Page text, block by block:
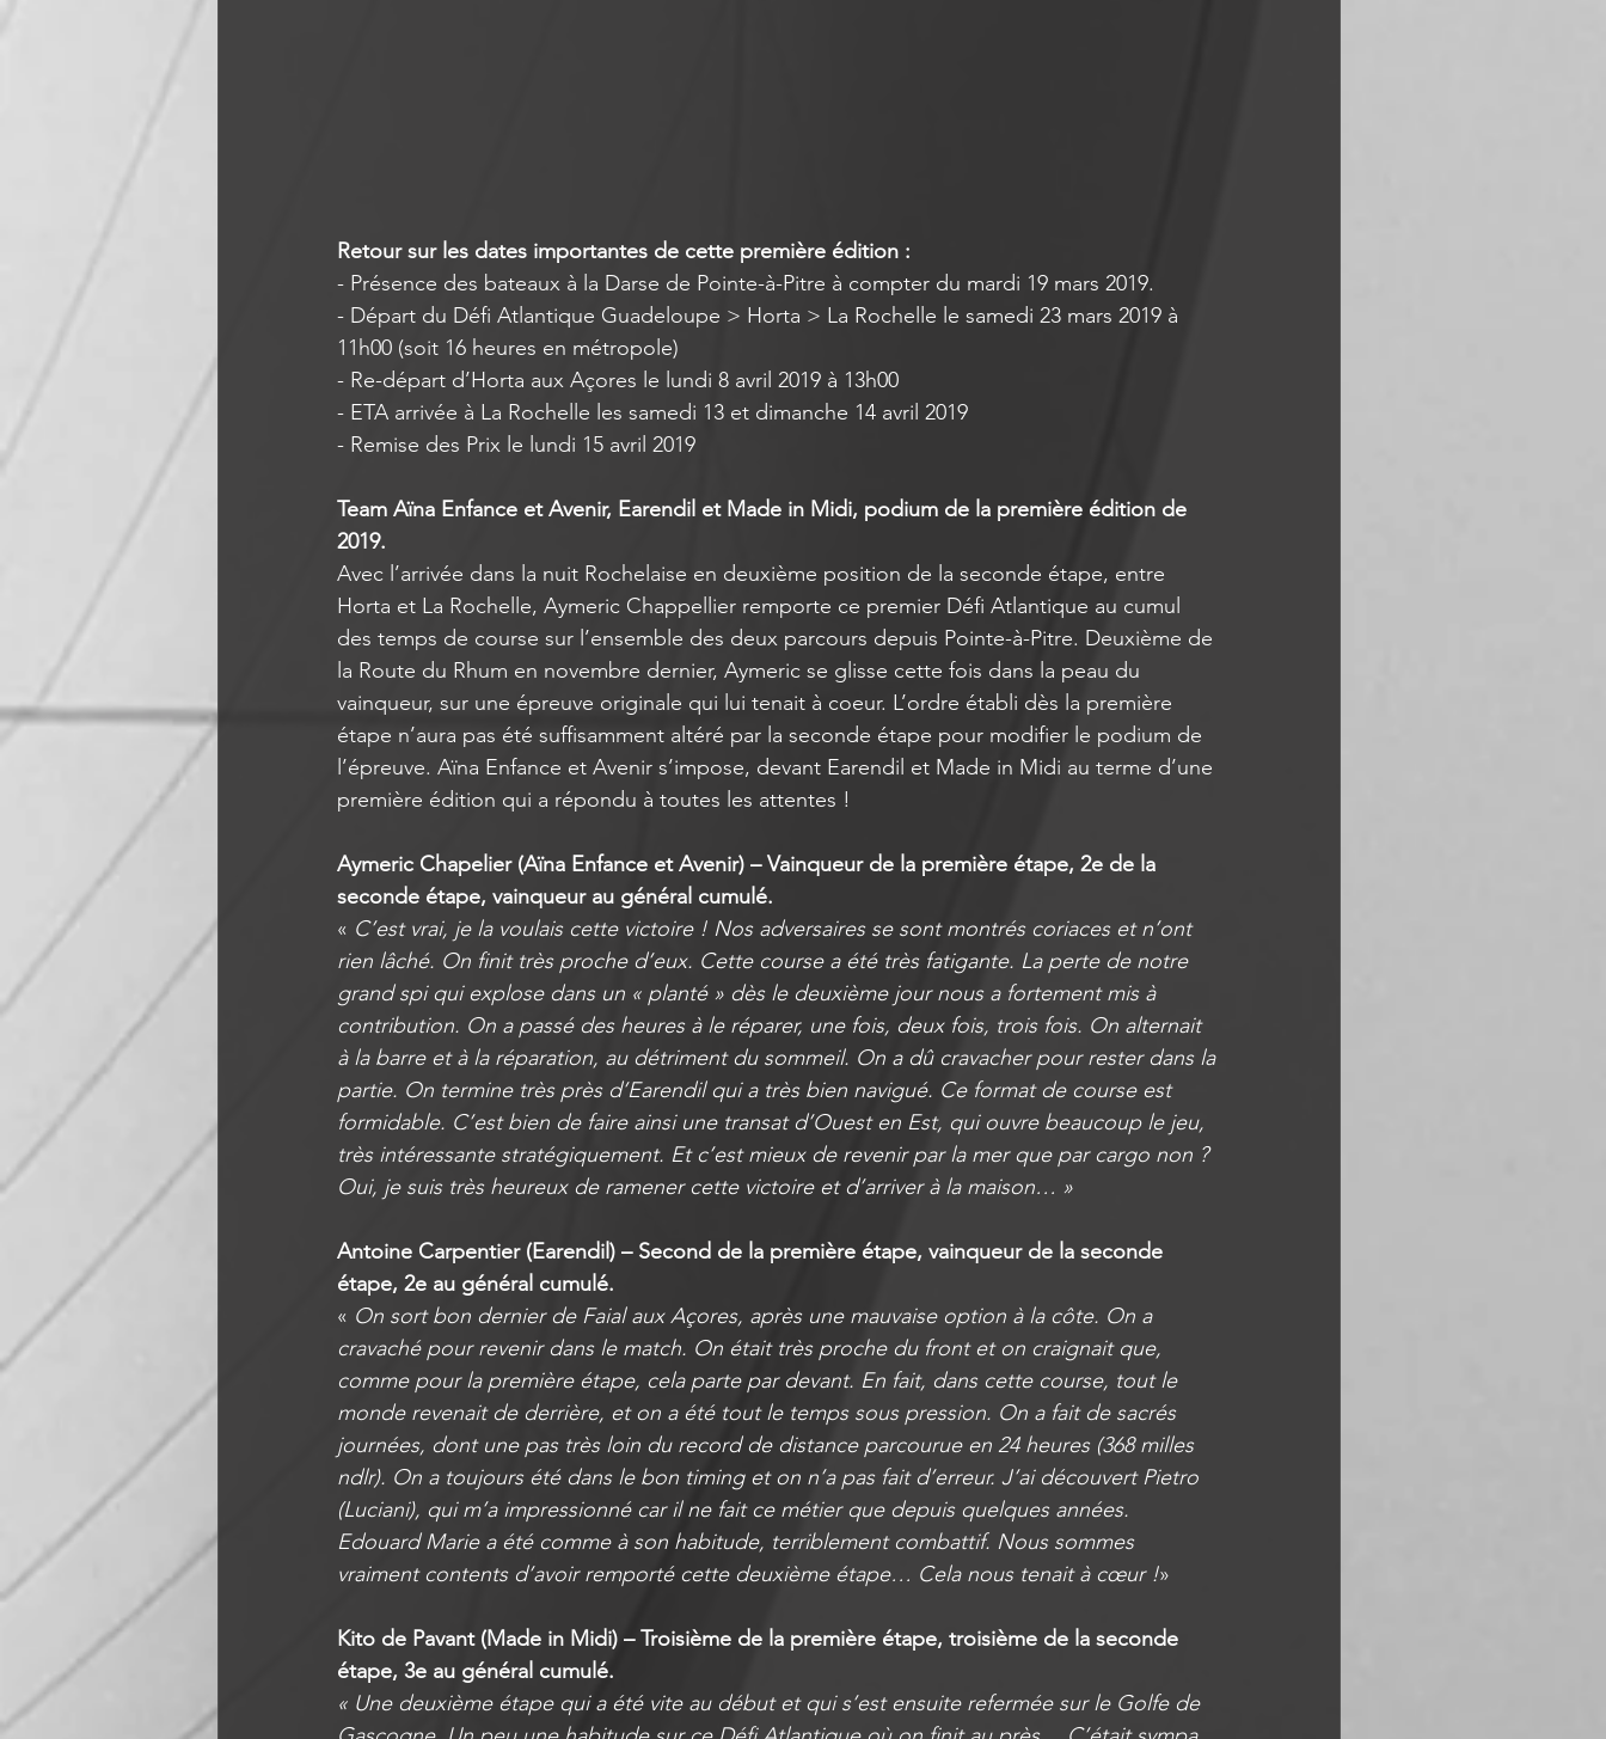
Retour sur les dates importantes de cette première édition :
- Présence des bateaux à la Darse de Pointe-à-Pitre à compter du mardi 19 mars 2019.
- Départ du Défi Atlantique Guadeloupe > Horta > La Rochelle le samedi 23 mars 2019 à
11h00 (soit 16 heures en métropole)
- Re-départ d’Horta aux Açores le lundi 8 avril 2019 à 13h00
- ETA arrivée à La Rochelle les samedi 13 et dimanche 14 avril 2019
- Remise des Prix le lundi 15 avril 2019
Team Aïna Enfance et Avenir, Earendil et Made in Midi, podium de la première édition de
2019.
Avec l’arrivée dans la nuit Rochelaise en deuxième position de la seconde étape, entre
Horta et La Rochelle, Aymeric Chappellier remporte ce premier Défi Atlantique au cumul
des temps de course sur l’ensemble des deux parcours depuis Pointe-à-Pitre. Deuxième de
la Route du Rhum en novembre dernier, Aymeric se glisse cette fois dans la peau du
vainqueur, sur une épreuve originale qui lui tenait à coeur. L’ordre établi dès la première
étape n’aura pas été suffisamment altéré par la seconde étape pour modifier le podium de
l’épreuve. Aïna Enfance et Avenir s’impose, devant Earendil et Made in Midi au terme d’une
première édition qui a répondu à toutes les attentes !
Aymeric Chapelier (Aïna Enfance et Avenir) – Vainqueur de la première étape, 2e de la
seconde étape, vainqueur au général cumulé.
« C’est vrai, je la voulais cette victoire ! Nos adversaires se sont montrés coriaces et n’ont
rien lâché. On finit très proche d’eux. Cette course a été très fatigante. La perte de notre
grand spi qui explose dans un « planté » dès le deuxième jour nous a fortement mis à
contribution. On a passé des heures à le réparer, une fois, deux fois, trois fois. On alternait
à la barre et à la réparation, au détriment du sommeil. On a dû cravacher pour rester dans la
partie. On termine très près d’Earendil qui a très bien navigué. Ce format de course est
formidable. C’est bien de faire ainsi une transat d’Ouest en Est, qui ouvre beaucoup le jeu,
très intéressante stratégiquement. Et c’est mieux de revenir par la mer que par cargo non ?
Oui, je suis très heureux de ramener cette victoire et d’arriver à la maison… »
Antoine Carpentier (Earendil) – Second de la première étape, vainqueur de la seconde
étape, 2e au général cumulé.
« On sort bon dernier de Faial aux Açores, après une mauvaise option à la côte. On a
cravaché pour revenir dans le match. On était très proche du front et on craignait que,
comme pour la première étape, cela parte par devant. En fait, dans cette course, tout le
monde revenait de derrière, et on a été tout le temps sous pression. On a fait de sacrés
journées, dont une pas très loin du record de distance parcourue en 24 heures (368 milles
ndlr). On a toujours été dans le bon timing et on n’a pas fait d’erreur. J’ai découvert Pietro
(Luciani), qui m’a impressionné car il ne fait ce métier que depuis quelques années.
Edouard Marie a été comme à son habitude, terriblement combattif. Nous sommes
vraiment contents d’avoir remporté cette deuxième étape… Cela nous tenait à cœur !»
Kito de Pavant (Made in Midi) – Troisième de la première étape, troisième de la seconde
étape, 3e au général cumulé.
« Une deuxième étape qui a été vite au début et qui s’est ensuite refermée sur le Golfe de